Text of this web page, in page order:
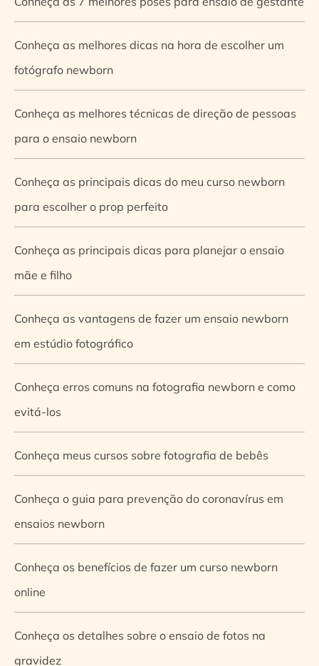
Conheça as melhores dicas na hora de escolher um
fotógrafo newborn
Conheça as melhores técnicas de direção de pessoas
para o ensaio newborn
Conheça as principais dicas do meu curso newborn
para escolher o prop perfeito
Conheça as principais dicas para planejar o ensaio
mãe e filho
Conheça as vantagens de fazer um ensaio newborn
em estúdio fotográfico
Conheça erros comuns na fotografia newborn e como
evitá-los
Conheça meus cursos sobre fotografia de bebês
Conheça o guia para prevenção do coronavírus em
ensaios newborn
Conheça os benefícios de fazer um curso newborn
online
Conheça os detalhes sobre o ensaio de fotos na
gravidez